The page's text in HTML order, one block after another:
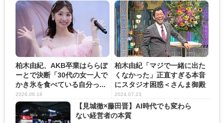
柏木由紀、AKB卒業はららぽ
ーとで決断「30代の女一人で
かき氷を食べている自分っ...
2026.06.18
柏木由紀「マジで一緒に出た
くなかった」正直すぎる本音
にスタジオ困惑＜さんま御殿
＞
2024.07.23
【見城徹×藤田晋】AI時代でも変わら
ない経営者の本質